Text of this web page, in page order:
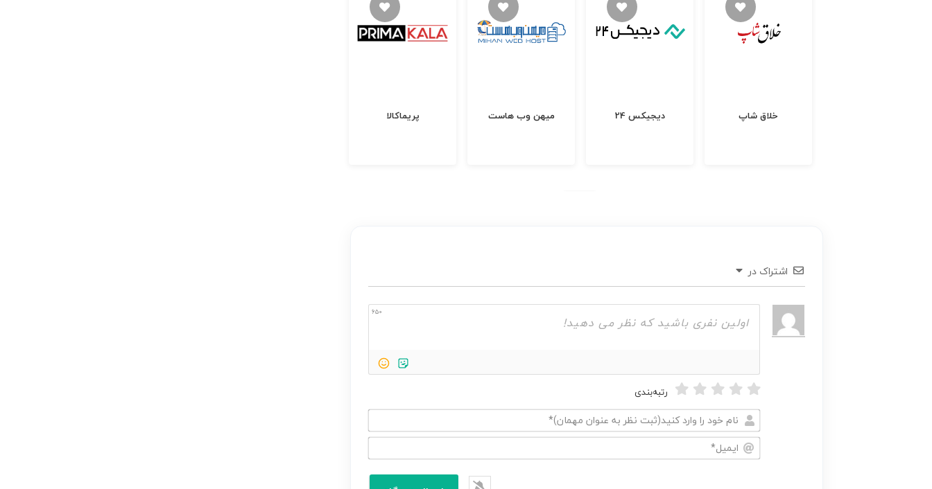
پریما‌کالا میهن وب هاست دیجیکس 24 خلاق شاپ
اشتراک در
650
رتبه‌بندی
نام
خود